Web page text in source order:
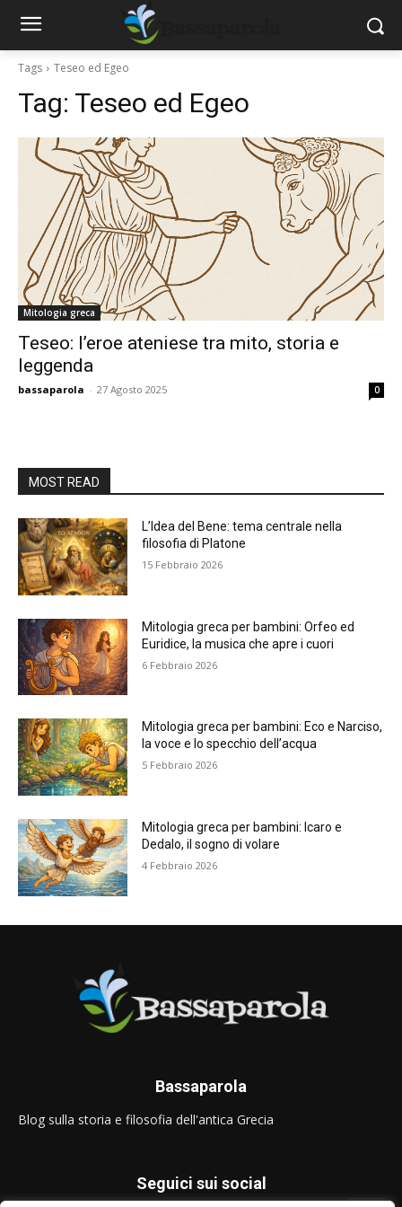
Tags Teseo ed Egeo
Tag: Teseo ed Egeo
Mitologia greca
Teseo: l’eroe ateniese tra mito, storia e
leggenda
bassaparola - 27 Agosto 2025 0
MOST READ
L’Idea del Bene: tema centrale nella
filosofia di Platone
15 Febbraio 2026
Mitologia greca per bambini: Orfeo ed
Euridice, la musica che apre i cuori
6 Febbraio 2026
Mitologia greca per bambini: Eco e Narciso,
la voce e lo specchio dell’acqua
5 Febbraio 2026
Mitologia greca per bambini: Icaro e
Dedalo, il sogno di volare
4 Febbraio 2026
Bassaparola
Blog sulla storia e filosofia dell'antica Grecia
Seguici sui social